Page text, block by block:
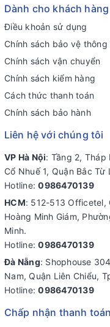
Dành cho khách hàng
Điều khoản sử dụng
Chính sách bảo vệ
Chính sách vận chuyển
Chính sách kiểm hàng
Cách thức thanh toán
Chính sách bảo hành
Liên hệ với chúng tôi
VP Hà Nội: Tầng 2, Tháp
Cổ Nhuế 1, Quận Bắc Từ
Hotline:0986470139
HCM: 512-513 Officetel,
Hoàng Minh Giám,
Minh.
Hotline:0986470139
Đà Nẵng: Shophouse
Nam, Quận Liên Chiểu,
Hotline:0986470139
Chấp nhận thanh toán